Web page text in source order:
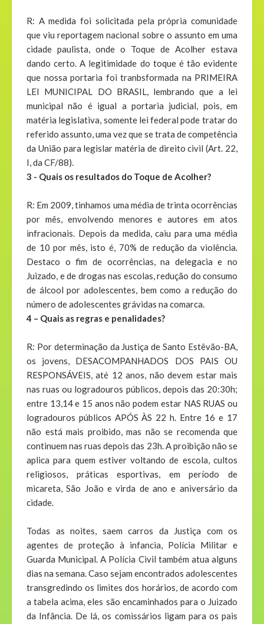
R: A medida foi solicitada pela própria comunidade
que viu reportagem nacional sobre o assunto em uma
cidade paulista, onde o Toque de Acolher estava
dando certo. A legitimidade do toque é tão evidente
que nossa portaria foi tranbsformada na PRIMEIRA
LEI MUNICIPAL DO BRASIL, lembrando que a lei
municipal não é igual a portaria judicial, pois, em
matéria legislativa, somente lei federal pode tratar do
referido assunto, uma vez que se trata de competência
da União para legislar matéria de direito civil (Art. 22,
I, da CF/88).
3 - Quais os resultados do Toque de Acolher?
R: Em 2009, tinhamos uma média de trinta ocorrências
por mês, envolvendo menores e autores em atos
infracionais. Depois da medida, caiu para uma média
de 10 por mês, isto é, 70% de redução da violência.
Destaco o fim de ocorrências, na delegacia e no
Juizado, e de drogas nas escolas, redução do consumo
de álcool por adolescentes, bem como a redução do
número de adolescentes grávidas na comarca.
4 – Quais as regras e penalidades?
R: Por determinação da Justiça de Santo Estêvão-BA,
os jovens, DESACOMPANHADOS DOS PAIS OU
RESPONSÁVEIS, até 12 anos, não devem estar mais
nas ruas ou logradouros públicos, depois das 20:30h;
entre 13,14 e 15 anos não podem estar NAS RUAS ou
logradouros públicos APÓS ÀS 22 h. Entre 16 e 17
não está mais proibido, mas não se recomenda que
continuem nas ruas depois das 23h. A proibição não se
aplica para quem estiver voltando de escola, cultos
religiosos, práticas esportivas, em período de
micareta, São João e virda de ano e aniversário da
cidade.
Todas as noites, saem carros da Justiça com os
agentes de proteção à infancia, Polícia Militar e
Guarda Municipal. A Polícia Civil também atua alguns
dias na semana. Caso sejam encontrados adolescentes
transgredindo os limites dos horários, de acordo com
a tabela acima, eles são encaminhados para o Juizado
da Infância. De lá, os comissários ligam para os pais